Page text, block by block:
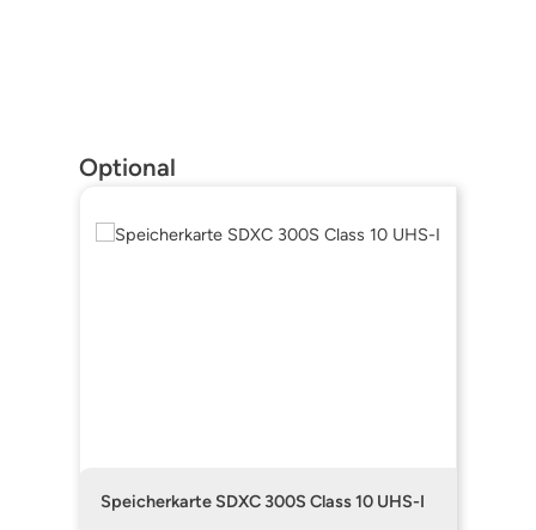
Produktgalerie überspringen
Optional
Speicherkarte SDXC 300S Class 10 UHS-I